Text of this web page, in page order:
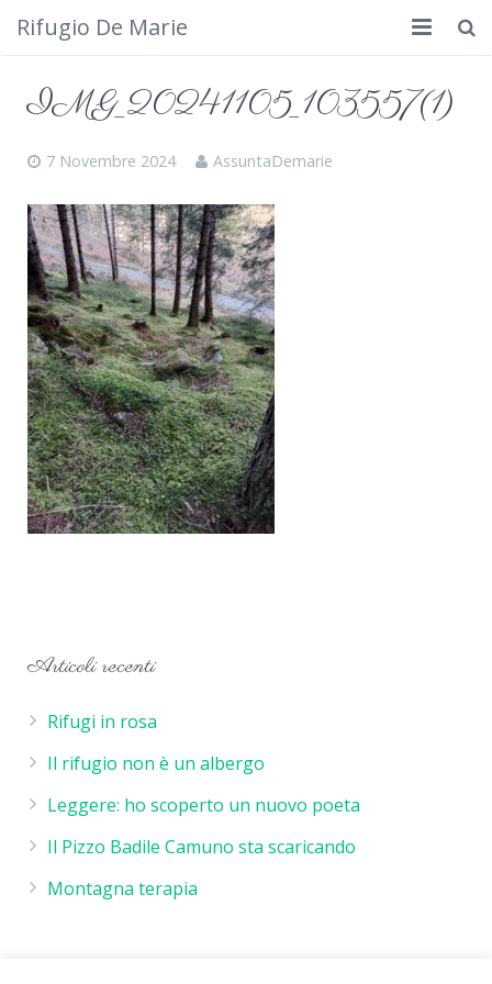
Rifugio De Marie
Cosa fare
Calendario
Foto
Cimbergo da vedere
Contatti
IMG_20241105_103557(1)
7 Novembre 2024 AssuntaDemarie
Articoli recenti
Rifugi in rosa
Il rifugio non è un albergo
Leggere: ho scoperto un nuovo poeta
Il Pizzo Badile Camuno sta scaricando
Montagna terapia